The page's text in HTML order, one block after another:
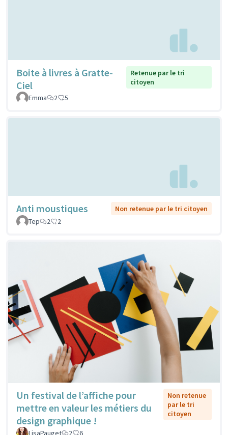
Boite à livres à Gratte-
Ciel
Retenue par le tri
citoyen
Emma
2 5
Anti moustiques
Non retenue par le tri citoyen
Tep
2 2
Un festival de l’affiche pour
mettre en valeur les métiers du
design graphique !
Non retenue
par le tri
citoyen
LisaPauget 2 6